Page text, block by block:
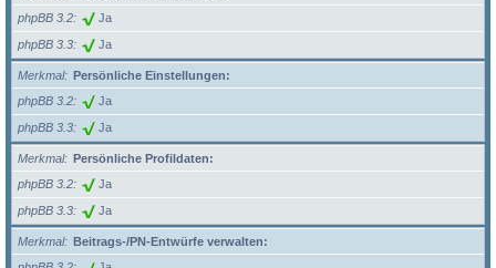
phpBB 3.2
Ja
phpBB 3.3 Ja
Merkmal
Persönliche Einstellungen:
phpBB 3.2
Ja
phpBB 3.3 Ja
Merkmal
Persönliche Profildaten:
phpBB 3.2
Ja
phpBB 3.3 Ja
Merkmal
Beitrags-/PN-Entwürfe verwalten: